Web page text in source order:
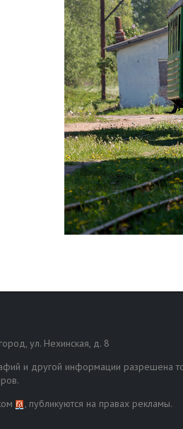
ул. Нехинская, д. 8
и другой информации разрешена
, публикуются на правах рекламы.